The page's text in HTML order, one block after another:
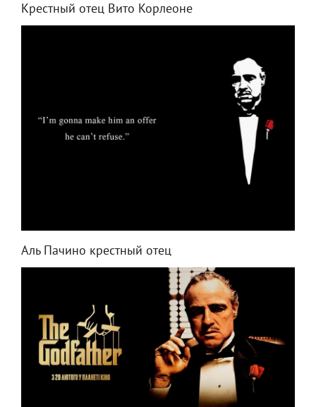
Крестный отец Вито Корлеоне
Аль Пачино крестный отец